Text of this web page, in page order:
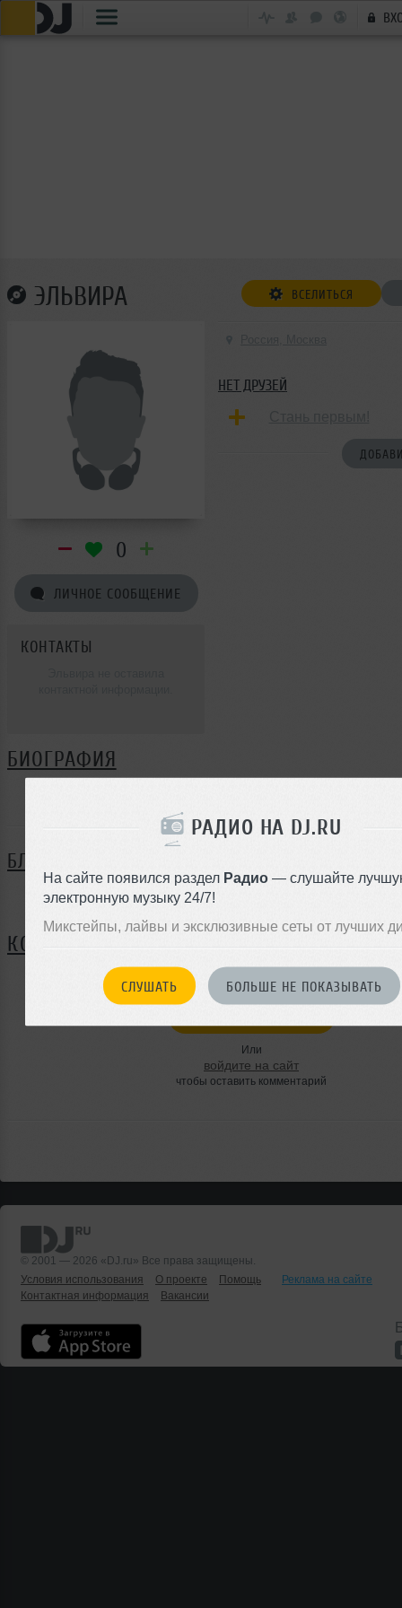
РАДИО НА DJ.RU
На сайте появился раздел Радио — слушайте
электронную музыку 24/7!
Микстейпы, лайвы и эксклюзивные сеты от лучших
СЛУШАТЬ БОЛЬШЕ НЕ ПОКАЗЫВАТЬ
ЭЛЬВИРА ВСЕЛИТЬСЯ
0
ЛИЧНОЕ СООБЩЕНИЕ
КОНТАКТЫ
НЕТ ДРУЗЕЙ
БИОГРАФИЯ
БЛОГ
Нет записей в блоге
КОММЕНТАРИИ
Или
войдите на сайт
чтобы оставить комментарий
© 2001 — 2026 «DJ.ru» Все права защищены.
Условия использования
О проекте Помощь
Реклама на сайте
Контактная информация
Вакансии